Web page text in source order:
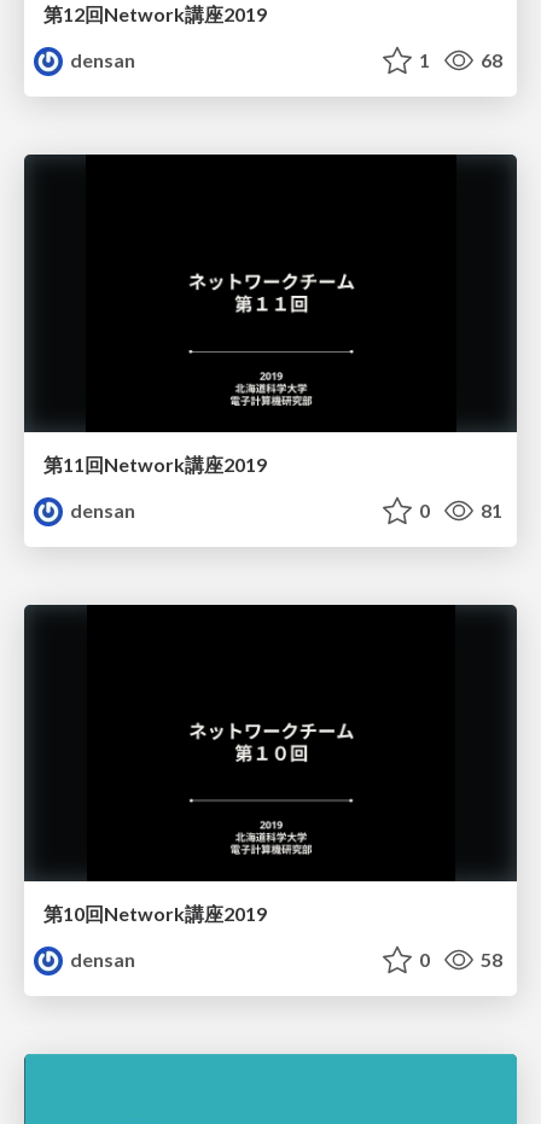
第12回Network講座2019
densan
1 68
第11回Network講座2019
densan
0 81
第10回Network講座2019
densan
0 58